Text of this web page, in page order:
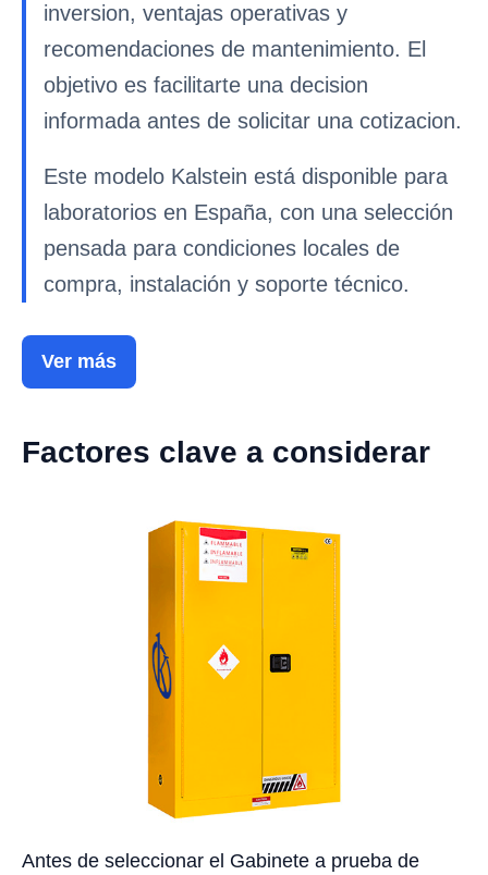
inversion, ventajas operativas y
recomendaciones de mantenimiento. El
objetivo es facilitarte una decision
informada antes de solicitar una cotizacion.
Este modelo Kalstein está disponible para
laboratorios en España, con una selección
pensada para condiciones locales de
compra, instalación y soporte técnico.
Ver más
Factores clave a considerar
Antes de seleccionar el Gabinete a prueba de